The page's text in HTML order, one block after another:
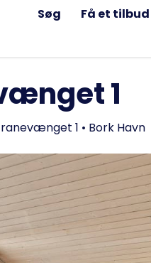
Søg Få et tilbud
1
1 • Bork Havn